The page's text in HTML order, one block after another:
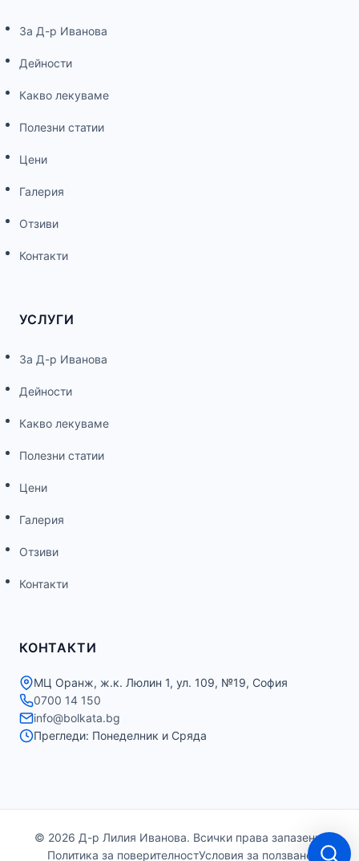
За Д-р Иванова
Дейности
Какво лекуваме
Полезни статии
Цени
Галерия
Отзиви
Контакти
УСЛУГИ
За Д-р Иванова
Дейности
Какво лекуваме
Полезни статии
Цени
Галерия
Отзиви
Контакти
КОНТАКТИ
МЦ Оранж, ж.к. Люлин 1, ул. 109, №19, София
0700 14 150
info@bolkata.bg
Прегледи: Понеделник и Сряда
© 2026 Д-р Лилия Иванова. Всички права запазени.
Политика за поверителностУсловия за ползване